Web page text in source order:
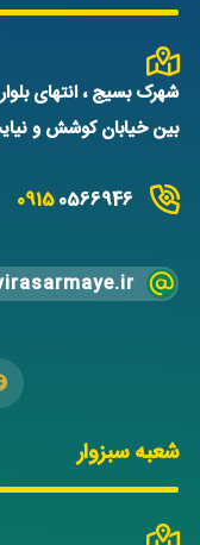
شهرک بسیج ، انتهای
بین خیابان کوشش و
09150566946
شعبه سبزوار